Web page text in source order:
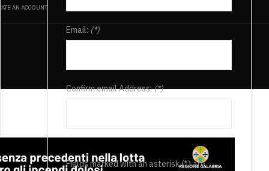
AN ACCOUNT
Email: (*)
Confirm email Address:(*)
Fields marked with an asterisk (*) are